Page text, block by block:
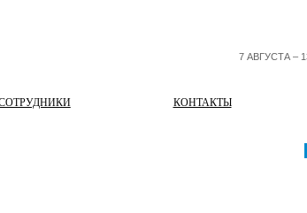
7 АВГУСТА –
КОНТАКТЫ